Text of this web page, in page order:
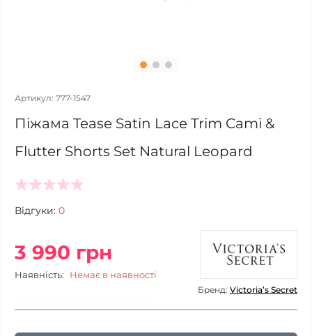
Артикул: 777-1547
Піжама Tease Satin Lace Trim Cami &
Flutter Shorts Set Natural Leopard
Відгуки: 0
3 990 грн
Наявність: Немає в наявності
Бренд: Victoria’s Secret